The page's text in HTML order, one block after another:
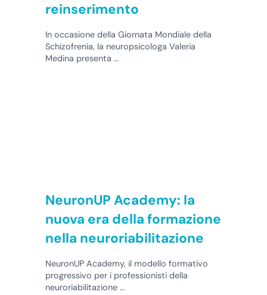
reinserimento
In occasione della Giornata Mondiale della
Schizofrenia, la neuropsicologa Valeria
Medina presenta …
NeuronUP Academy: la
nuova era della formazione
nella neuroriabilitazione
NeuronUP Academy, il modello formativo
progressivo per i professionisti della
neuroriabilitazione …